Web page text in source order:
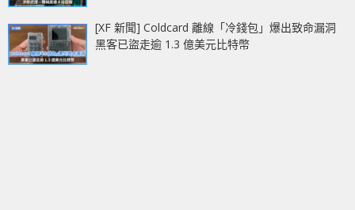
[XF 新聞] Coldcard 離線「冷錢包」爆出致命漏洞
黑客已盜走逾 1.3 億美元比特幣